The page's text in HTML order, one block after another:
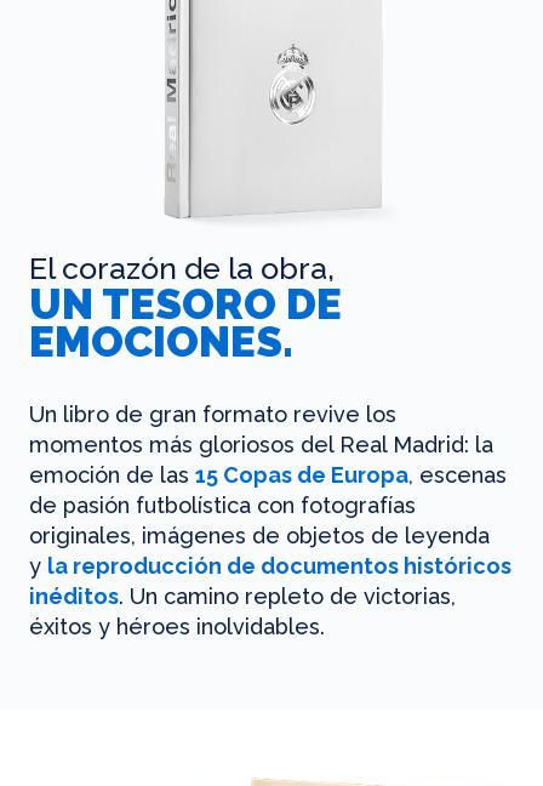
El corazón de la obra,
UN TESORO DE
EMOCIONES.
Un libro de gran formato revive los
momentos más gloriosos del Real Madrid: la
emoción de las 15 Copas de Europa, escenas
de pasión futbolística con fotografías
originales, imágenes de objetos de leyenda
y la reproducción de documentos históricos
inéditos. Un camino repleto de victorias,
éxitos y héroes inolvidables.